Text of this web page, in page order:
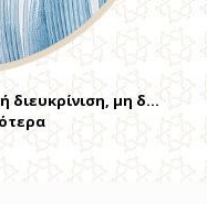
διευκρίνιση, μη δ…